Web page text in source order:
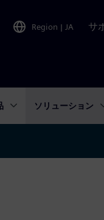
Region | JA サ
ソリューション